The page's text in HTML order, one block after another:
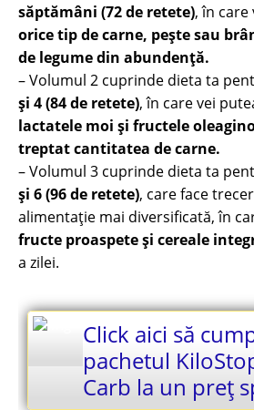
săptămâni (72 de retete), în care
orice tip de carne, pește sau
de legume din abundență.
– Volumul 2 cuprinde dieta ta
și 4 (84 de retete), în care vei
lactatele moi și fructele
treptat cantitatea de carne.
– Volumul 3 cuprinde dieta ta
și 6 (96 de retete), care face
alimentație mai diversificată, în
fructe proaspete și cereale
a zilei.
Click aici să
pachetul
Carb la un preț